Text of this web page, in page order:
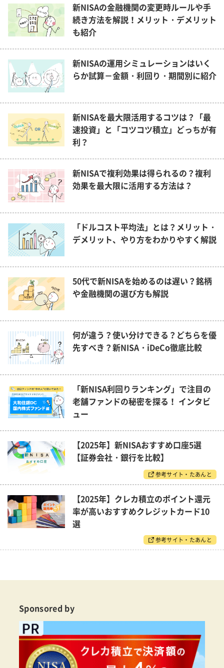
新NISAの金融機関の変更時ルールや手
続き方法を解説！メリット・デメリット
も紹介
新NISAの運用シミュレーションはいく
らか試算－金額・利回り・期間別に紹介
新NISAを最大限活用するコツは？「最
速投資」と「コツコツ積立」どっちが有
利？
新NISAで複利効果は得られるの？複利
効果を最大限に活用する方法は？
「ドルコスト平均法」とは？メリット・
デメリット、やり方をわかりやすく解説
50代で新NISAを始めるのは遅い？銘柄
や金融機関の選び方も解説
何が違う？使い分けできる？どちらを優
先すべき？新NISA・iDeCo徹底比較
「新NISA利回りランキング」で注目の
老舗ファンドの秘密を探る！ インタビ
ュー
【2025年】新NISAおすすめ口座5選
【証券会社・銀行を比較】
参考サイト・たあんと
【2025年】クレカ積立のポイント還元
率が高いおすすめクレジットカード10
選
参考サイト・たあんと
Sponsored by